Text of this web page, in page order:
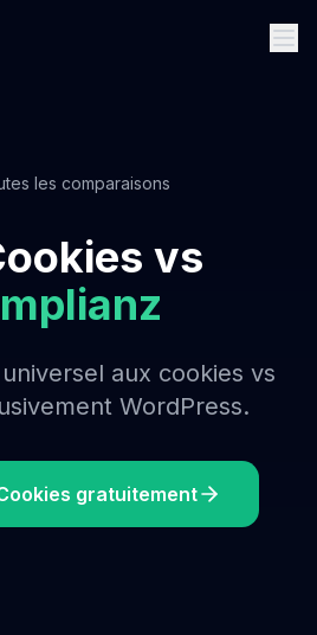
les comparaisons
vs
aux cookies vs
WordPress.
gratuitement